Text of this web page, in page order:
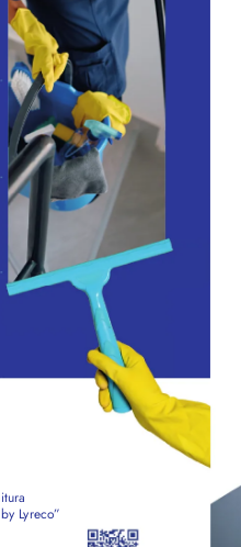
by Lyreco”